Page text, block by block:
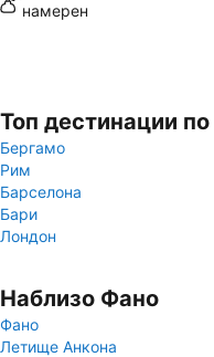
намерен
Топ дестинации
Бергамо
Рим
Барселона
Бари
Лондон
Наблизо Фано
Фано
Летище Анкона